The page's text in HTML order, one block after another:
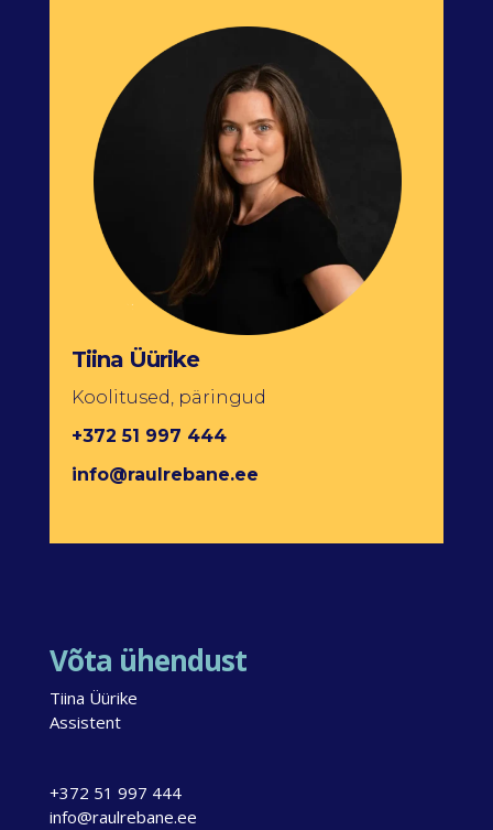
Tiina Üürike
Koolitused, päringud
+372 51 997 444
info@raulrebane.ee
Võta ühendust
Tiina Üürike
Assistent
+372 51 997 444
info@raulrebane.ee